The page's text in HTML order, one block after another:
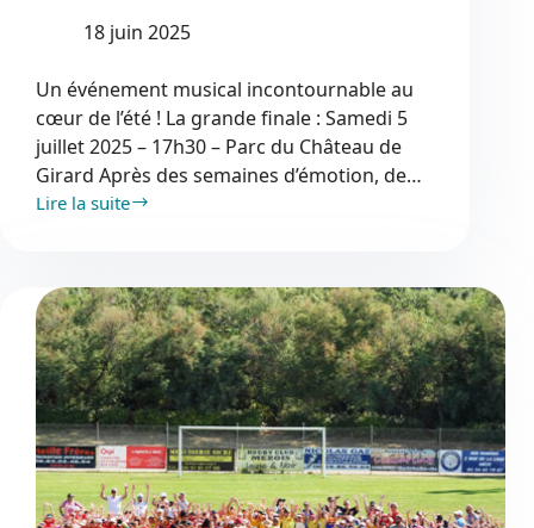
18 juin 2025
Un événement musical incontournable au
cœur de l’été ! La grande finale : Samedi 5
juillet 2025 – 17h30 – Parc du Château de
Girard Après des semaines d’émotion, de…
Lire la suite
Thau
–
saison
4
:
la
grande
finale